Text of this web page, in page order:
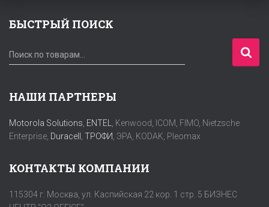
БЫСТРЫЙ ПОИСК
И
с
т
:
Поиск по товарам…
НАШИ ПАРТНЕРЫ
Motorola Solutions ENTEL
, Kenwood, ICOM, FIMO, Nietzsche
Enterprise, Duracell ТРОФИ , ЭРА, KODAK, Pleomax
КОНТАКТЫ КОМПАНИИ
115304 г. Москва, ул. Каспийская 22 кор. 1 стр. 5 БИЗНЕС